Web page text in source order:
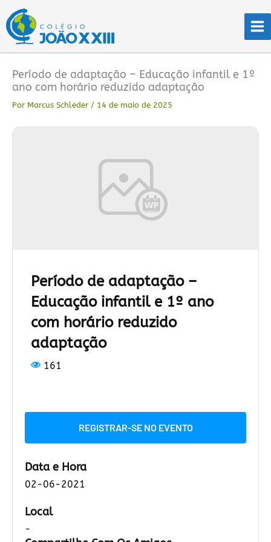
para
conteúdo
Período de adaptação – Educação infantil e 1º
ano com horário reduzido adaptação
Por Marcus Schleder / 14 de maio de 2025
Período de adaptação –
Educação infantil e 1º ano
com horário reduzido
adaptação
161
REGISTRAR-SE NO EVENTO
Data e Hora
02-06-2021
Local
-